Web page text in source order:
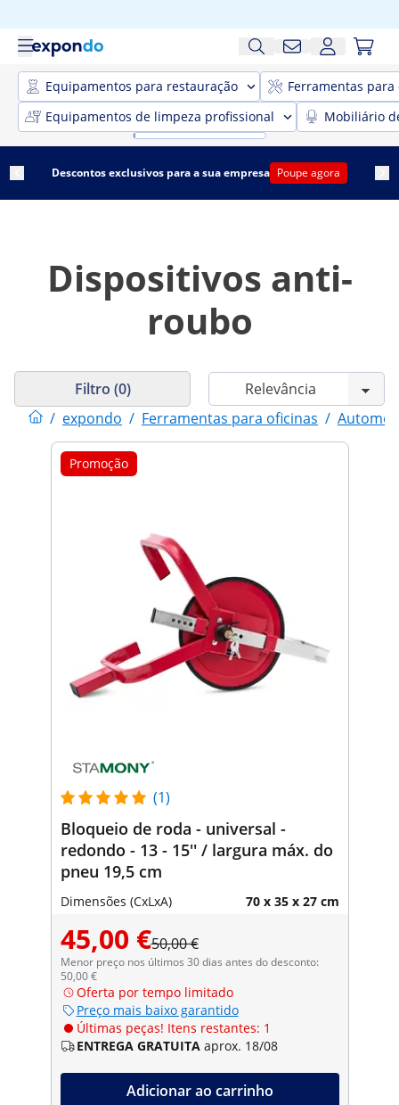
Equipamentos para restauração
Ferramentas para
Equipamentos de limpeza profissional
Mobiliário
Descontos exclusivos para a sua empresa Poupe agora
Dispositivos anti-
roubo
/ expondo / Ferramentas para oficinas /
Filtro (0)
Promoção
(1)
Bloqueio de roda - universal -
redondo - 13 - 15'' / largura máx. do
pneu 19,5 cm
Dimensões (CxLxA) 70 x 35 x 27 cm
45,00 €50,00 €
Menor preço nos últimos 30 dias antes do desconto:
50,00 €
Oferta por tempo limitado
Preço mais baixo garantido
Últimas peças! Itens restantes: 1
ENTREGA GRATUITA aprox. 18/08
Adicionar ao carrinho